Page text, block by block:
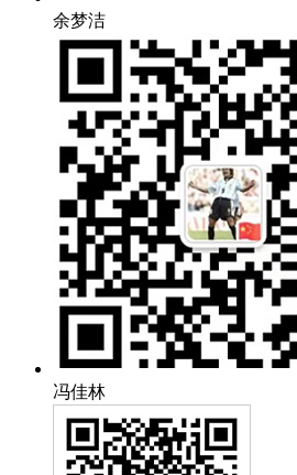
余梦洁
冯佳林